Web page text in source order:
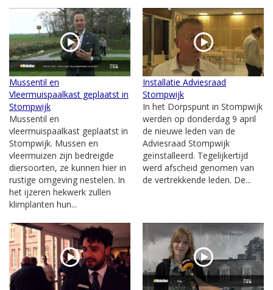
Mussentil en
Vleermuispaalkast geplaatst in
Stompwijk
Mussentil en
vleermuispaalkast geplaatst in
Stompwijk. Mussen en
vleermuizen zijn bedreigde
diersoorten, ze kunnen hier in
rustige omgeving nestelen. In
het ijzeren hekwerk zullen
klimplanten hun...
Installatie Adviesraad
Stompwijk
In het Dorpspunt in Stompwijk
werden op donderdag 9 april
de nieuwe leden van de
Adviesraad Stompwijk
geïnstalleerd. Tegelijkertijd
werd afscheid genomen van
de vertrekkende leden. De...